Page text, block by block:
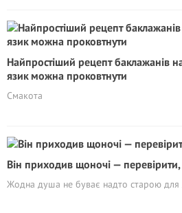
Найпростіший рецепт баклажанів
язик можна проковтнути
Смакота
Він приходив щоночі —
Жодна душа не буває надто старою для